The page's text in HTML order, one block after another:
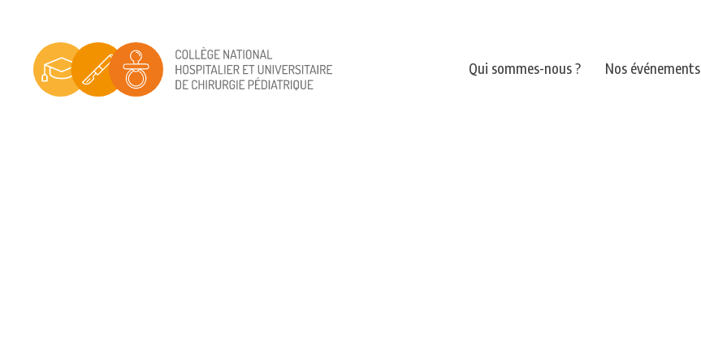
Qui sommes-nous ? Nos événements